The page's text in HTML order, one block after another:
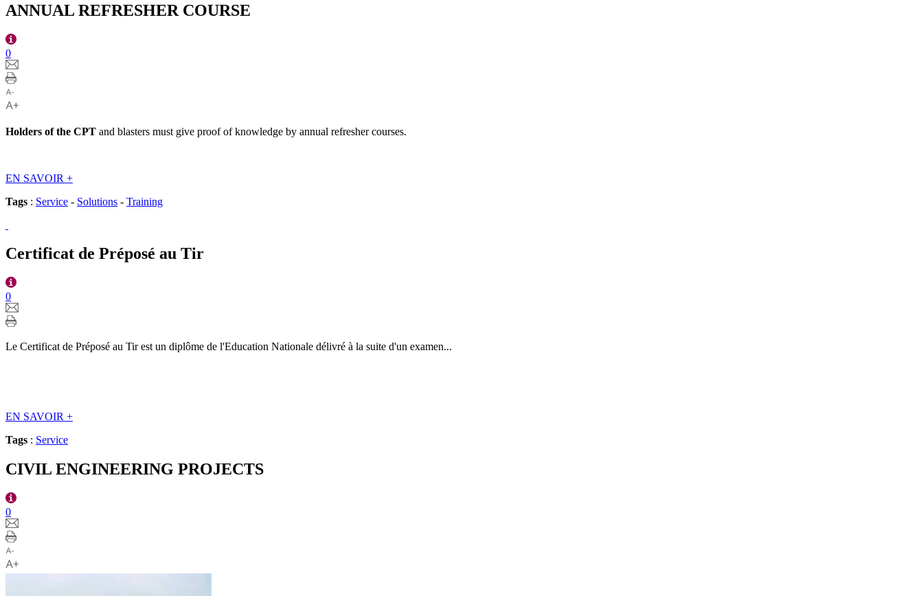
ANNUAL REFRESHER COURSE
0
Holders of the CPT and blasters must give proof of knowledge by annual refresher courses.
EN SAVOIR +
Tags : Service - Solutions - Training
Certificat de Préposé au Tir
0
Le Certificat de Préposé au Tir est un diplôme de l'Education Nationale délivré à la suite d'un examen...
EN SAVOIR +
Tags : Service
CIVIL ENGINEERING PROJECTS
0